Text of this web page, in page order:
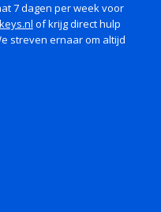
7 dagen per week voor
of krijg direct hulp
streven ernaar om altijd